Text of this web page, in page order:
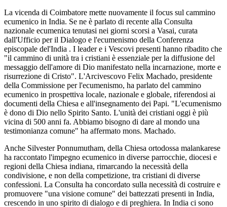
La vicenda di Coimbatore mette nuovamente il focus sul cammino
ecumenico in India. Se ne è parlato di recente alla Consulta
nazionale ecumenica tenutasi nei giorni scorsi a Vasai, curata
dall'Ufficio per il Dialogo e l'ecumenismo della Conferenza
episcopale del'India . I leader e i Vescovi presenti hanno ribadito che
"il cammino di unità tra i cristiani è essenziale per la diffusione del
messaggio dell'amore di Dio manifestato nella incarnazione, morte e
risurrezione di Cristo". L'Arcivescovo Felix Machado, presidente
della Commissione per l'ecumenismo, ha parlato del cammino
ecumenico in prospettiva locale, nazionale e globale, riferendosi ai
documenti della Chiesa e all'insegnamento dei Papi. "L'ecumenismo
è dono di Dio nello Spirito Santo. L'unità dei cristiani oggi è più
vicina di 500 anni fa. Abbiamo bisogno di dare al mondo una
testimonianza comune" ha affermato mons. Machado.
Anche Silvester Ponnumutham, della Chiesa ortodossa malankarese
ha raccontato l'impegno ecumenico in diverse parrocchie, diocesi e
regioni della Chiesa indiana, rimarcando la necessità della
condivisione, e non della competizione, tra cristiani di diverse
confessioni. La Consulta ha concordato sulla necessità di costruire e
promuovere "una visione comune" dei battezzati presenti in India,
crescendo in uno spirito di dialogo e di preghiera. In India ci sono